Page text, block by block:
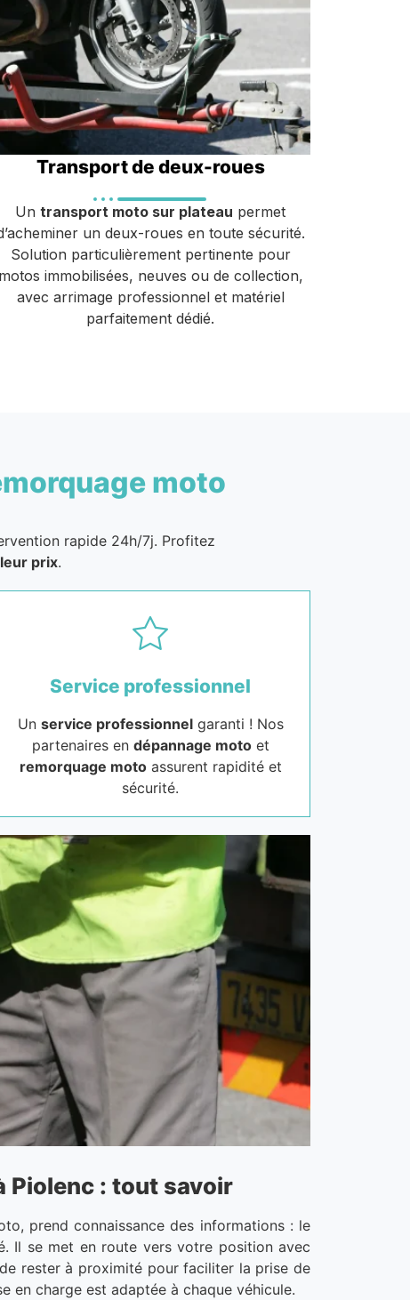
Transport de deux-roues
Un transport moto sur plateau permet
un deux-roues en toute sécurité.
Solution particulièrement pertinente pour
motos immobilisées, neuves ou de collection,
avec arrimage professionnel et matériel
parfaitement dédié.
moto
rapide 24h/7j. Profitez
prix.
Service professionnel
Un service professionnelgaranti ! Nos
partenaires en dépannage motoet
remorquage motoassurent rapidité et
sécurité.
Piolenc : tout savoir
prend connaissance des informations : le
Il se met en route vers votre position avec
rester à proximité pour faciliter la prise de
en charge est adaptée à chaque véhicule.